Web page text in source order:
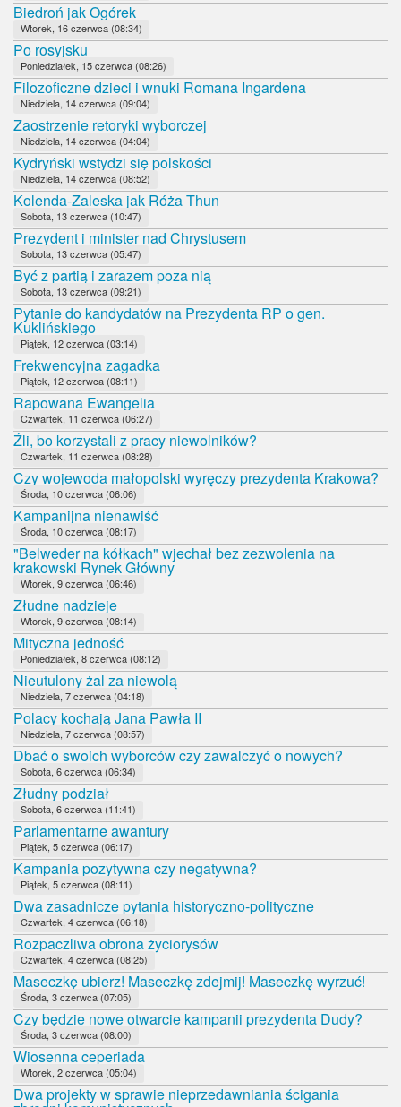
Biedroń jak Ogórek
Wtorek, 16 czerwca (08:34)
Po rosyjsku
Poniedziałek, 15 czerwca (08:26)
Filozoficzne dzieci i wnuki Romana Ingardena
Niedziela, 14 czerwca (09:04)
Zaostrzenie retoryki wyborczej
Niedziela, 14 czerwca (04:04)
Kydryński wstydzi się polskości
Niedziela, 14 czerwca (08:52)
Kolenda-Zaleska jak Róża Thun
Sobota, 13 czerwca (10:47)
Prezydent i minister nad Chrystusem
Sobota, 13 czerwca (05:47)
Być z partią i zarazem poza nią
Sobota, 13 czerwca (09:21)
Pytanie do kandydatów na Prezydenta RP o gen.
Kuklińskiego
Piątek, 12 czerwca (03:14)
Frekwencyjna zagadka
Piątek, 12 czerwca (08:11)
Rapowana Ewangelia
Czwartek, 11 czerwca (06:27)
Źli, bo korzystali z pracy niewolników?
Czwartek, 11 czerwca (08:28)
Czy wojewoda małopolski wyręczy prezydenta Krakowa?
Środa, 10 czerwca (06:06)
Kampanijna nienawiść
Środa, 10 czerwca (08:17)
"Belweder na kółkach" wjechał bez zezwolenia na
krakowski Rynek Główny
Wtorek, 9 czerwca (06:46)
Złudne nadzieje
Wtorek, 9 czerwca (08:14)
Mityczna jedność
Poniedziałek, 8 czerwca (08:12)
Nieutulony żal za niewolą
Niedziela, 7 czerwca (04:18)
Polacy kochają Jana Pawła II
Niedziela, 7 czerwca (08:57)
Dbać o swoich wyborców czy zawalczyć o nowych?
Sobota, 6 czerwca (06:34)
Złudny podział
Sobota, 6 czerwca (11:41)
Parlamentarne awantury
Piątek, 5 czerwca (06:17)
Kampania pozytywna czy negatywna?
Piątek, 5 czerwca (08:11)
Dwa zasadnicze pytania historyczno-polityczne
Czwartek, 4 czerwca (06:18)
Rozpaczliwa obrona życiorysów
Czwartek, 4 czerwca (08:25)
Maseczkę ubierz! Maseczkę zdejmij! Maseczkę wyrzuć!
Środa, 3 czerwca (07:05)
Czy będzie nowe otwarcie kampanii prezydenta Dudy?
Środa, 3 czerwca (08:00)
Wiosenna ceperiada
Wtorek, 2 czerwca (05:04)
Dwa projekty w sprawie nieprzedawniania ścigania